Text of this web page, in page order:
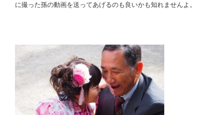
に撮った孫の動画を送ってあげるのも良いかも知れませんよ。